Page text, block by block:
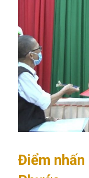
Điểm